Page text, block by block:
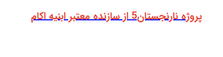
پروژه نارنجستان5 از سازنده معتبر ابنیه اکام